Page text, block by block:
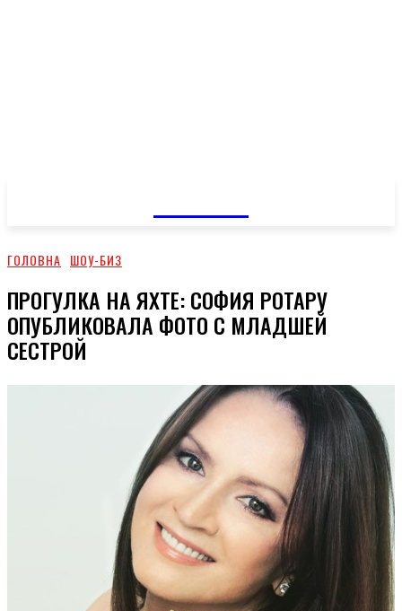
ГОЛОВНА ШОУ-БИЗ
ПРОГУЛКА НА ЯХТЕ: СОФИЯ РОТАРУ
ОПУБЛИКОВАЛА ФОТО С МЛАДШЕЙ
СЕСТРОЙ